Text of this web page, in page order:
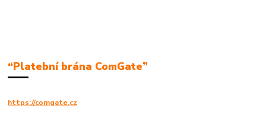
“Platební brána ComGate”
https://comgate.cz